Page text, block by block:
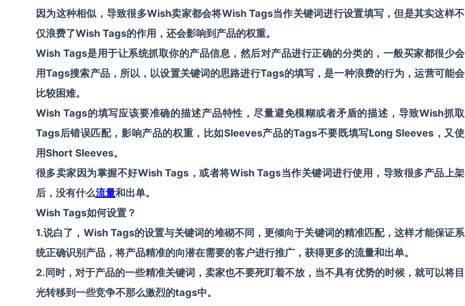
因为这种相似，导致很多Wish卖家都会将Wish Tags当作关键词进行设置填写，但是其实这样不
仅浪费了Wish Tags的作用，还会影响到产品的权重。
Wish Tags是用于让系统抓取你的产品信息，然后对产品进行正确的分类的，一般买家都很少会
用Tags搜索产品，所以，以设置关键词的思路进行Tags的填写，是一种浪费的行为，运营可能会
比较困难。
Wish Tags的填写应该要准确的描述产品特性，尽量避免模糊或者矛盾的描述，导致Wish抓取
Tags后错误匹配，影响产品的权重，比如Sleeves产品的Tags不要既填写Long Sleeves，又使
用Short Sleeves。
很多卖家因为掌握不好Wish Tags，或者将Wish Tags当作关键词进行使用，导致很多产品上架
后，没有什么流量和出单。
Wish Tags如何设置？
1.说白了，Wish Tags的设置与关键词的堆砌不同，更倾向于关键词的精准匹配，这样才能保证系
统正确识别产品，将产品精准的向潜在需要的客户进行推广，获得更多的流量和出单。
2.同时，对于产品的一些精准关键词，卖家也不要死盯着不放，当不具有优势的时候，就可以将目
光转移到一些竞争不那么激烈的tags中。